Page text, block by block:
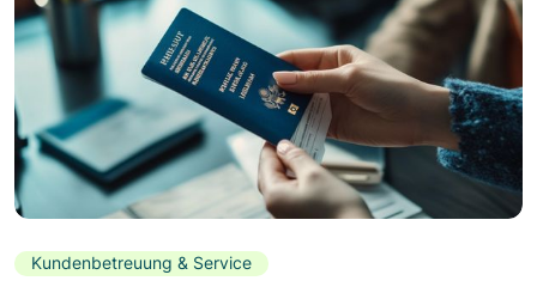
Kundenbetreuung & Service